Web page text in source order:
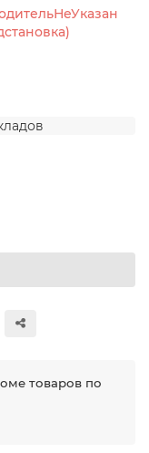
товаров по